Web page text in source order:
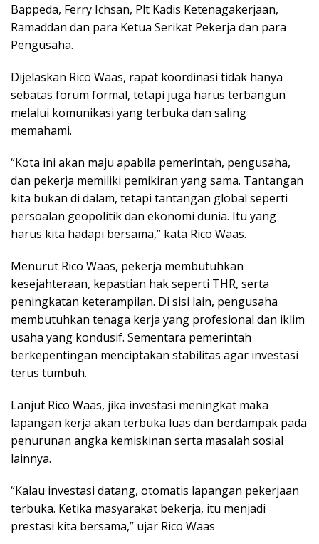
Bappeda, Ferry Ichsan, Plt Kadis Ketenagakerjaan,
Ramaddan dan para Ketua Serikat Pekerja dan para
Pengusaha.
Dijelaskan Rico Waas, rapat koordinasi tidak hanya
sebatas forum formal, tetapi juga harus terbangun
melalui komunikasi yang terbuka dan saling
memahami.
“Kota ini akan maju apabila pemerintah, pengusaha,
dan pekerja memiliki pemikiran yang sama. Tantangan
kita bukan di dalam, tetapi tantangan global seperti
persoalan geopolitik dan ekonomi dunia. Itu yang
harus kita hadapi bersama,” kata Rico Waas.
Menurut Rico Waas, pekerja membutuhkan
kesejahteraan, kepastian hak seperti THR, serta
peningkatan keterampilan. Di sisi lain, pengusaha
membutuhkan tenaga kerja yang profesional dan iklim
usaha yang kondusif. Sementara pemerintah
berkepentingan menciptakan stabilitas agar investasi
terus tumbuh.
Lanjut Rico Waas, jika investasi meningkat maka
lapangan kerja akan terbuka luas dan berdampak pada
penurunan angka kemiskinan serta masalah sosial
lainnya.
“Kalau investasi datang, otomatis lapangan pekerjaan
terbuka. Ketika masyarakat bekerja, itu menjadi
prestasi kita bersama,” ujar Rico Waas